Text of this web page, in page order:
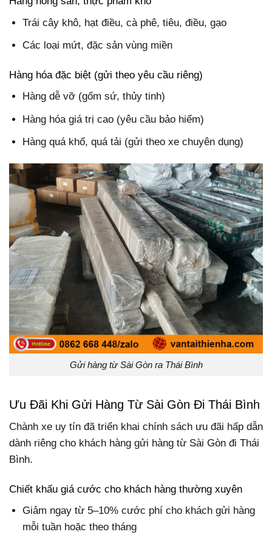
Trái cây khô, hạt điều, cà phê, tiêu, điều, gạo
Các loại mứt, đặc sản vùng miền
Hàng hóa đặc biệt (gửi theo yêu cầu riêng)
Hàng dễ vỡ (gốm sứ, thủy tinh)
Hàng hóa giá trị cao (yêu cầu bảo hiểm)
Hàng quá khổ, quá tải (gửi theo xe chuyên dụng)
Gửi hàng từ Sài Gòn ra Thái Bình
Ưu Đãi Khi Gửi Hàng Từ Sài Gòn Đi Thái Bình
Chành xe uy tín đã triển khai chính sách ưu đãi hấp dẫn
dành riêng cho khách hàng gửi hàng từ Sài Gòn đi Thái
Bình.
Chiết khấu giá cước cho khách hàng thường xuyên
Giảm ngay từ 5–10% cước phí cho khách gửi hàng
mỗi tuần hoặc theo tháng